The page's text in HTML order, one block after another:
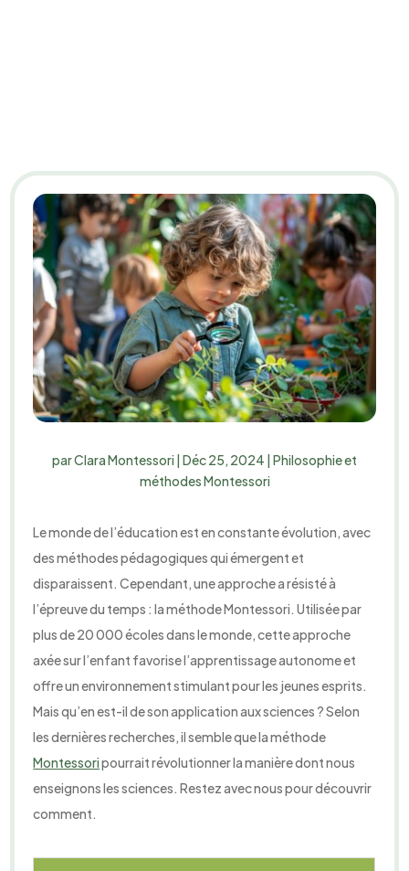
parClara Montessori Déc 25, 2024 Philosophie et
méthodes Montessori
Le monde de l’éducation est en constante évolution, avec
des méthodes pédagogiques qui émergent et
disparaissent. Cependant, une approche a résisté à
l’épreuve du temps : la méthode Montessori. Utilisée par
plus de 20 000 écoles dans le monde, cette approche
axée sur l’enfant favorise l’apprentissage autonome et
offre un environnement stimulant pour les jeunes esprits.
Mais qu’en est-il de son application aux sciences ? Selon
les dernières recherches, il semble que la méthode
Montessoripourrait révolutionner la manière dont nous
enseignons les sciences. Restez avec nous pour découvrir
comment.